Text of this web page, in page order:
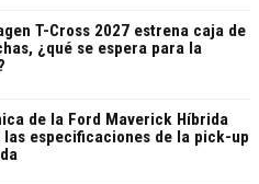
T-Cross 2027 estrena caja de
¿qué se espera para la
de la Ford Maverick Híbrida
las especificaciones de la pick-up